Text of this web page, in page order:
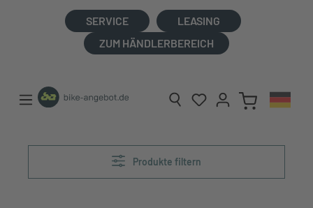
SERVICE
LEASING
ZUM HÄNDLERBEREICH
Produkte filtern